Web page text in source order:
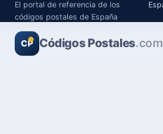
El portal de referencia de los
códigos postales de España
CP Códigos Postales.com